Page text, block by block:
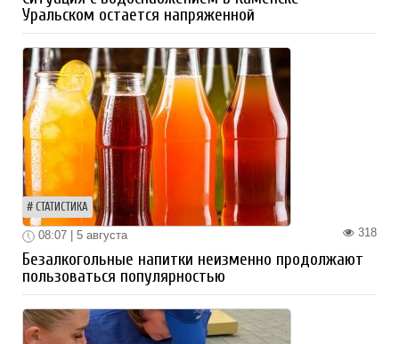
Уральском остается напряженной
СТАТИСТИКА
318
08:07 | 5 августа
Безалкогольные напитки неизменно продолжают
пользоваться популярностью